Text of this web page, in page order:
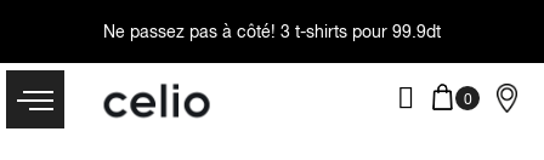
Ne passez pas à côté! 3 t-shirts pour 99.9dt